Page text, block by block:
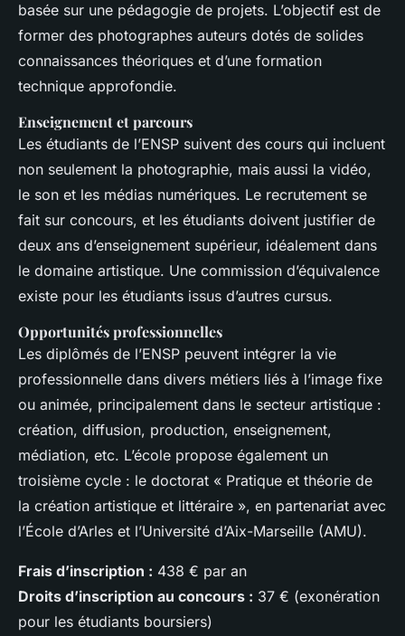
basée sur une pédagogie de projets. L’objectif est de
former des photographes auteurs dotés de solides
connaissances théoriques et d’une formation
technique approfondie.
Enseignement et parcours
Les étudiants de l’ENSP suivent des cours qui incluent
non seulement la photographie, mais aussi la vidéo,
le son et les médias numériques. Le recrutement se
fait sur concours, et les étudiants doivent justifier de
deux ans d’enseignement supérieur, idéalement dans
le domaine artistique. Une commission d’équivalence
existe pour les étudiants issus d’autres cursus.
Opportunités professionnelles
Les diplômés de l’ENSP peuvent intégrer la vie
professionnelle dans divers métiers liés à l’image fixe
ou animée, principalement dans le secteur artistique :
création, diffusion, production, enseignement,
médiation, etc. L’école propose également un
troisième cycle : le doctorat « Pratique et théorie de
la création artistique et littéraire », en partenariat avec
l’École d’Arles et l’Université d’Aix-Marseille (AMU).
Frais d’inscription : 438 € par an
Droits d’inscription au concours : 37 € (exonération
pour les étudiants boursiers)